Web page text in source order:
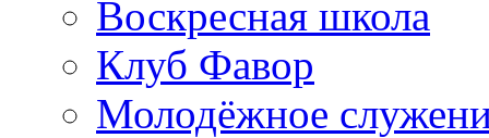
Воскресная школа
Клуб Фавор
Молодёжное